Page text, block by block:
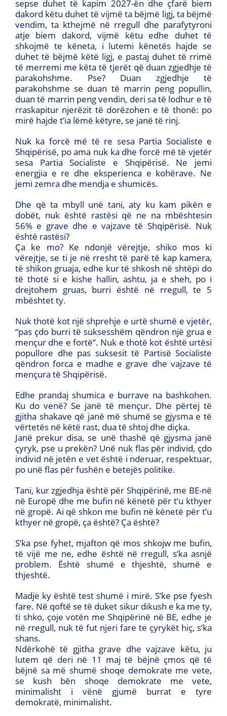
sepse duhet të kapim 2027-ën dhe çfarë biem
dakord këtu duhet të vijmë ta bëjmë ligj, ta bëjmë
vendim, ta kthejmë në rregull dhe parafytyroni
atje biem dakord, vijmë këtu edhe duhet të
shkojmë te këneta, i lutemi kënetës hajde se
duhet të bëjmë këtë ligj, e pastaj duhet të rrimë
të merremi me këta të tjerët që duan zgjedhje të
parakohshme. Pse? Duan zgjedhje të
parakohshme se duan të marrin peng popullin,
duan të marrin peng vendin, deri sa të lodhur e të
rraskapitur njerëzit të dorëzohen e të thonë: po
mirë hajde t’ia lëmë këtyre, se janë të rinj.
Nuk ka forcë më të re sesa Partia Socialiste e
Shqipërisë, po ama nuk ka dhe forcë më të vjetër
sesa Partia Socialiste e Shqipërisë. Ne jemi
energjia e re dhe eksperienca e kohërave. Ne
jemi zemra dhe mendja e shumicës.
Dhe që ta mbyll unë tani, aty ku kam pikën e
dobët, nuk është rastësi që ne na mbështesin
56% e grave dhe e vajzave të Shqipërisë. Nuk
është rastësi?
Ça ke mo? Ke ndonjë vërejtje, shiko mos ki
vërejtje, se ti je në rresht të parë të kap kamera,
të shikon gruaja, edhe kur të shkosh në shtëpi do
të thotë si e kishe hallin, ashtu, ja e sheh, po i
drejtohem gruas, burri është në rregull, te 5
mbështet ty.
Nuk thotë kot një shprehje e urtë shumë e vjetër,
“pas çdo burri të suksesshëm qëndron një grua e
mençur dhe e fortë”. Nuk e thotë kot është urtësi
popullore dhe pas suksesit të Partisë Socialiste
qëndron forca e madhe e grave dhe vajzave të
mençura të Shqipërisë.
Edhe prandaj shumica e burrave na bashkohen.
Ku do venë? Se janë të mençur. Dhe përtej të
gjitha shakave që janë më shumë se gjysma e të
vërtetës në këtë rast, dua të shtoj dhe diçka.
Janë prekur disa, se unë thashë që gjysma janë
çyryk, pse u prekën? Unë nuk flas për individ, çdo
individ në jetën e vet është i nderuar, respektuar,
po unë flas për fushën e betejës politike.
Tani, kur zgjedhja është për Shqipërinë, me BE-në
në Europë dhe me bufin në kënetë për t’u kthyer
në gropë. Ai që shkon me bufin në kënetë për t’u
kthyer në gropë, ça është? Ça është?
S’ka pse fyhet, mjafton që mos shkojw me bufin,
të vijë me ne, edhe është në rregull, s’ka asnjë
problem. Është shumë e thjeshtë, shumë e
thjeshtë.
Madje ky është test shumë i mirë. S’ke pse fyesh
fare. Në qoftë se të duket sikur dikush e ka me ty,
ti shko, çoje votën me Shqipërinë në BE, edhe je
në rregull, nuk të fut njeri fare te çyrykët hiç, s’ka
shans.
Ndërkohë të gjitha grave dhe vajzave këtu, ju
lutem që deri në 11 maj të bëjnë çmos që të
bëjnë sa më shumë shoqe demokrate me vete,
se kush bën shoqe demokrate me vete,
minimalisht i vënë gjumë burrat e tyre
demokratë, minimalisht.